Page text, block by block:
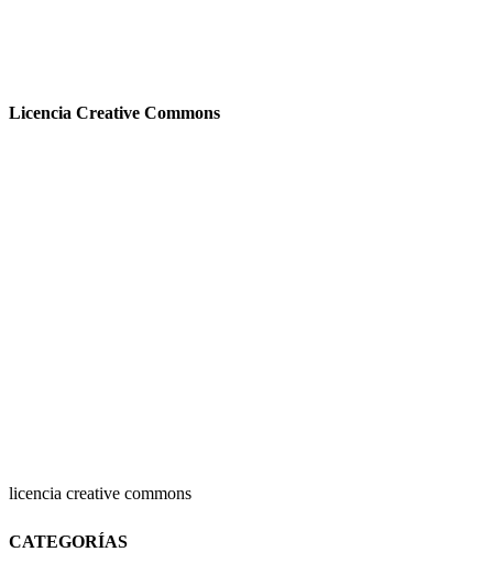
Licencia Creative Commons
licencia creative commons
CATEGORÍAS